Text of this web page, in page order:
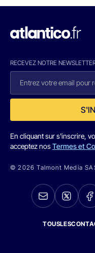
RECEVEZ NOTRE
En cliquant sur s'inscrire,
acceptez nosTermes et
© 2026 Talmont Media